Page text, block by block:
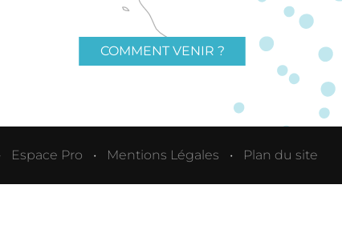
COMMENT VENIR ?
Espace Pro Mentions Légales Plan du site